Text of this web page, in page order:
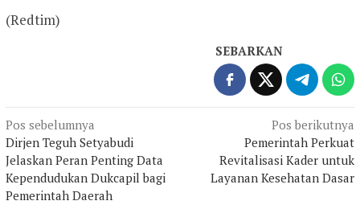
(Redtim)
SEBARKAN
Navigasi
pos
Pos sebelumnya
Dirjen Teguh Setyabudi
Jelaskan Peran Penting Data
Kependudukan Dukcapil bagi
Pemerintah Daerah
Pos berikutnya
Pemerintah Perkuat
Revitalisasi Kader untuk
Layanan Kesehatan Dasar